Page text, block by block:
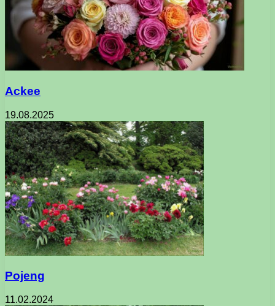
Ackee
19.08.2025
Pojeng
11.02.2024